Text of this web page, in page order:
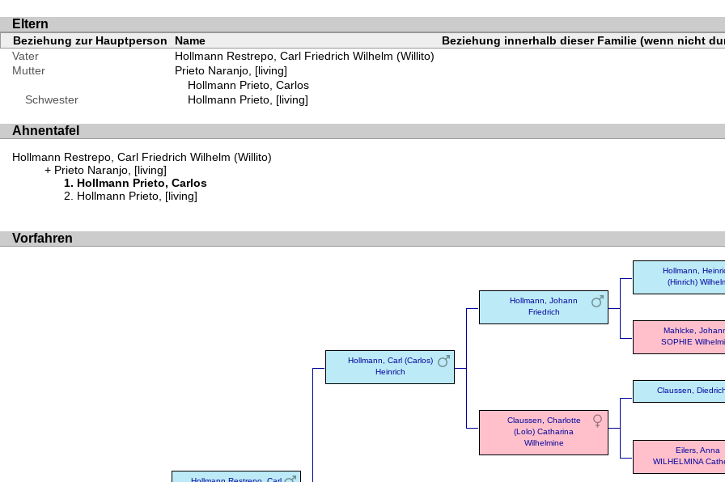
Eltern
Beziehung zur Hauptperson Name
Beziehung innerhalb dieser Familie (wenn nicht
Vater
Hollmann Restrepo, Carl Friedrich Wilhelm (Willito)
Mutter
Prieto Naranjo, [living]
Hollmann Prieto, Carlos
Schwester
Hollmann Prieto, [living]
Ahnentafel
Hollmann Restrepo, Carl Friedrich Wilhelm (Willito)
Prieto Naranjo, [living]
Hollmann Prieto, Carlos
Hollmann Prieto, [living]
Vorfahren
Hollmann, Carl (Carlos)
Heinrich
Hollmann, Johann
Friedrich
Hollmann,
(Hinrich)
Mahlcke,
SOPHIE
Claussen, Charlotte
(Lolo) Catharina
Wilhelmine
Claussen,
Eilers, Anna
WILHELMINA